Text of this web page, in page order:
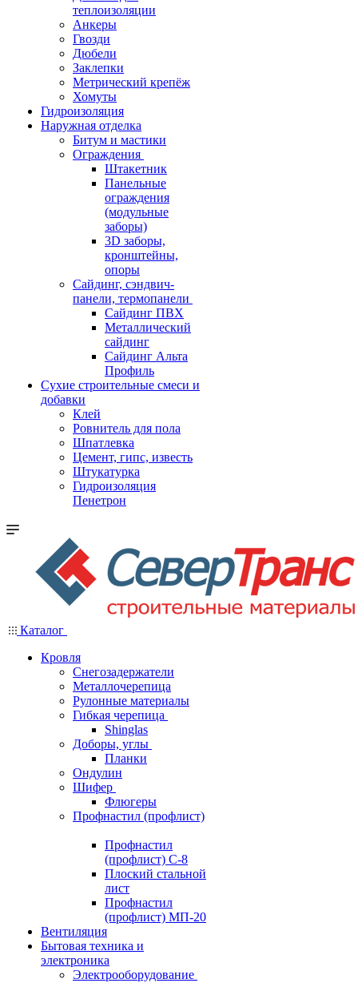
теплоизоляции
Анкеры
Гвозди
Дюбели
Заклепки
Метрический крепёж
Хомуты
Гидроизоляция
Наружная отделка
Битум и мастики
Ограждения
Штакетник
Панельные
ограждения
(модульные
заборы)
3D заборы,
кронштейны,
опоры
Cайдинг, сэндвич-
панели, термопанели
Сайдинг ПВХ
Металлический
сайдинг
Сайдинг Альта
Профиль
Сухие строительные смеси и
добавки
Клей
Ровнитель для пола
Шпатлевка
Цемент, гипс, известь
Штукатурка
Гидроизоляция
Пенетрон
Каталог
Кровля
Снегозадержатели
Металлочерепица
Рулонные материалы
Гибкая черепица
Shinglas
Доборы, углы
Планки
Ондулин
Шифер
Флюгеры
Профнастил (профлист)
Профнастил
(профлист) С-8
Плоский стальной
лист
Профнастил
(профлист) МП-20
Вентиляция
Бытовая техника и
электроника
Электрооборудование